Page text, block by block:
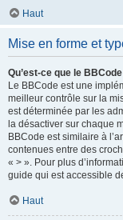
Haut
Mise en forme et
Qu’est-ce que le
Le BBCode est une
meilleur contrôle sur la
est déterminée par les
la désactiver sur chaque
BBCode est similaire à
contenues entre des
« > ». Pour plus
guide qui est accessible
Haut